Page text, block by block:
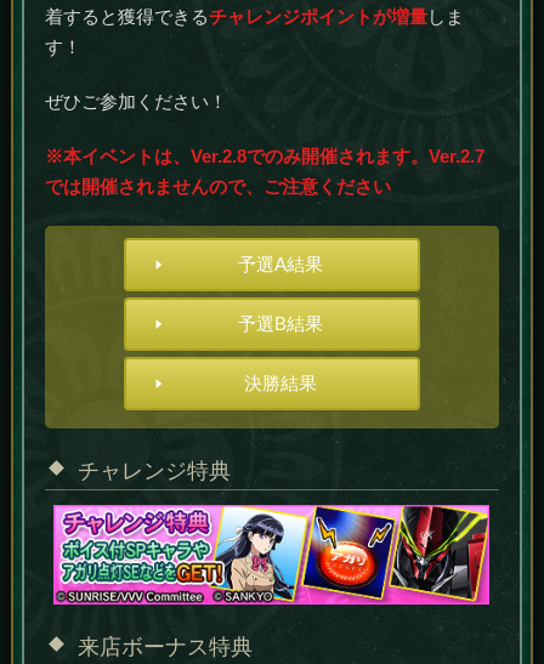
着すると獲得できるチャレンジポイントが増量しま
す！
ぜひご参加ください！
※本イベントは、Ver.2.8でのみ開催されます。Ver.2.7
では開催されませんので、ご注意ください
予選A結果
予選B結果
決勝結果
チャレンジ特典
来店ボーナス特典